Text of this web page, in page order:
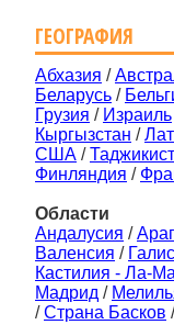
ГЕОГРАФИЯ
Абхазия /
Беларусь /
Грузия / Израиль
Кыргызстан /
США /
Финляндия /
Области
Андалусия /
Валенсия /
Кастилия - Ла-
Мадрид /
/Страна Басков